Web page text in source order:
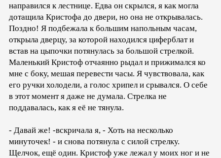
направился к лестнице. Едва он скрылся, я как могла
дотащила Кристофа до двери, но она не открывалась.
Поздно! Я подбежала к большим напольным часам,
открыла дверцу, за которой находился циферблат и
встав на цыпочки потянулась за большой стрелкой.
Маленький Кристоф отчаянно рыдал и прижимался ко
мне с боку, мешая перевести часы. Я чувствовала, как
его ручки холодели, а голос хрипел и срывался. О себе
в этот момент я даже не думала. Стрелка не
поддавалась, как я её не тянула.
- Давай же! -вскричала я, - Хоть на несколько
минуточек! - и снова потянула с силой стрелку.
Щелчок, ещё один. Кристоф уже лежал у моих ног и не